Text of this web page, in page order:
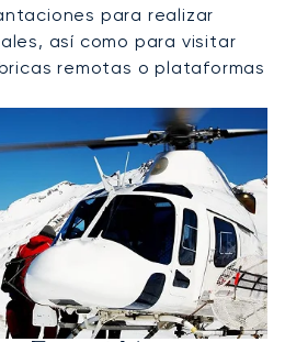
para realizar
así como para visitar
remotas o plataformas